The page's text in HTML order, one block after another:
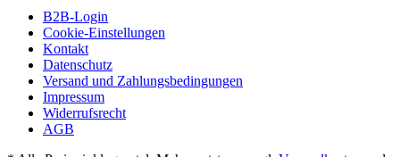
B2B-Login
Cookie-Einstellungen
Kontakt
Datenschutz
Versand und Zahlungsbedingungen
Impressum
Widerrufsrecht
AGB